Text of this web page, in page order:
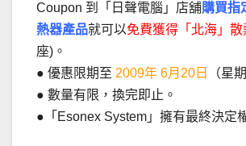
Coupon 到「日聲電腦」店舖購買指
熱器產品就可以免費獲得「北海」散
座)。
● 優惠限期至 2009年 6月20日
（星
● 數量有限，換完即止。
●「Esonex System」擁有最終決定